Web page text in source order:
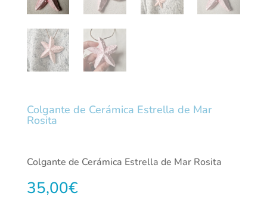
Colgante de Cerámica Estrella de Mar
Rosita
35,00€
Colgante de Cerámica Estrella de Mar Rosita